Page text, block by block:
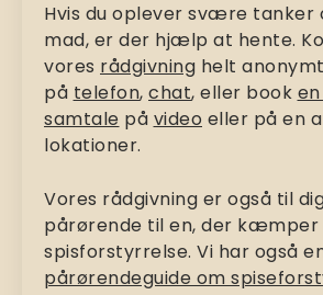
Hvis du oplever svære tanker
mad, er der hjælp at hente.
vores rådgivning helt anonymt
på telefon, chat, eller book
samtale på video eller på en
lokationer.
Vores rådgivning er også til
pårørende til en, der kæmper
spisforstyrrelse. Vi har også
pårørendeguide om